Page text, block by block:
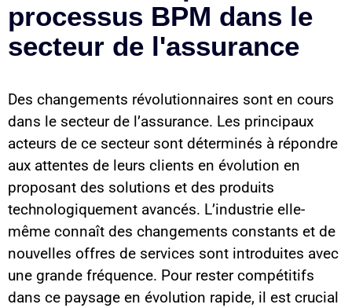
processus BPM dans le
secteur de l'assurance
Des changements révolutionnaires sont en cours
dans le secteur de l’assurance. Les principaux
acteurs de ce secteur sont déterminés à répondre
aux attentes de leurs clients en évolution en
proposant des solutions et des produits
technologiquement avancés. L’industrie elle-
même connaît des changements constants et de
nouvelles offres de services sont introduites avec
une grande fréquence. Pour rester compétitifs
dans ce paysage en évolution rapide, il est crucial